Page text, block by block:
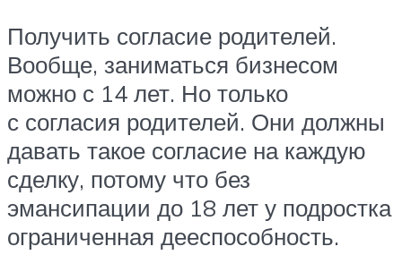
Получить согласие родителей.
Вообще, заниматься бизнесом
можно с 14 лет. Но только
с согласия родителей. Они должны
давать такое согласие на каждую
сделку, потому что без
эмансипации до 18 лет у подростка
ограниченная дееспособность.